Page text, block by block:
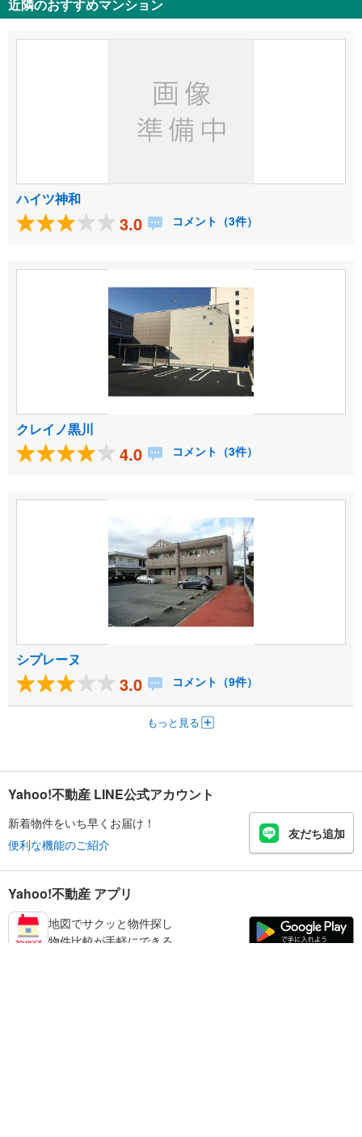
近隣のおすすめマンション
ハイツ神和
3.0 コメント（3件）
クレイノ黒川
4.0 コメント（3件）
シプレーヌ
3.0 コメント（9件）
もっと見る
Yahoo!不動産 LINE公式アカウント
新着物件をいち早くお届け！
便利な機能のご紹介
友だち追加
Yahoo!不動産 アプリ
地図でサクッと物件探し
物件比較が手軽にできる